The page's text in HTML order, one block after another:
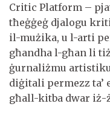
Critic Platform –
tħeġġeġ djalogu
il-mużika, u l-arti
għandha l-għan li
ġurnaliżmu
diġitali permezz ta’
għall-kitba dwar iż-